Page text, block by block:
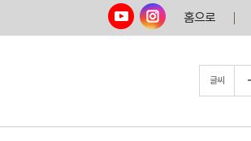
홈으로
글씨